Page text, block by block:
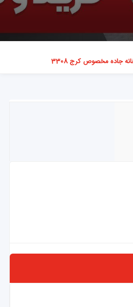
جاده مخصوص کرج 3308